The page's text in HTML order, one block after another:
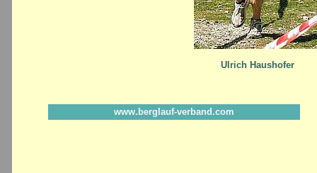
Ulrich Haushofer
www.berglauf-verband.com